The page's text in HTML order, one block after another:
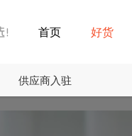
首页 好货
供应商入驻